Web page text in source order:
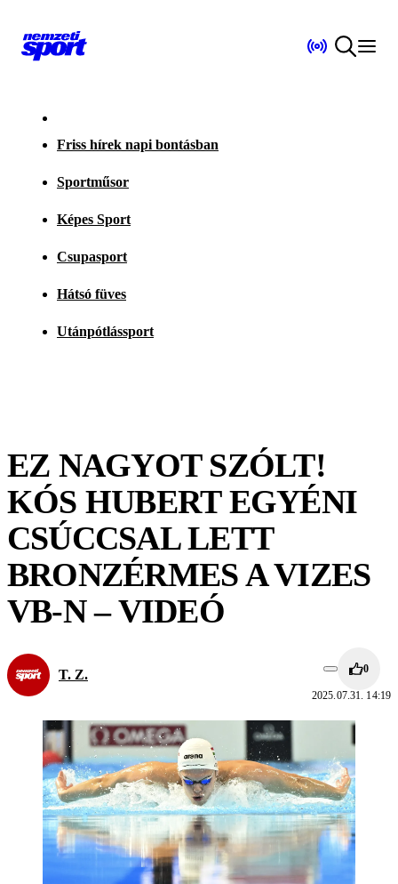
Friss hírek napi bontásban
Sportműsor
Képes Sport
Csupasport
Hátsó füves
Utánpótlássport
EZ NAGYOT SZÓLT!
KÓS HUBERT EGYÉNI
CSÚCCSAL LETT
BRONZÉRMES A VIZES
VB-N – VIDEÓ
T. Z. 0
2025.07.31. 14:19